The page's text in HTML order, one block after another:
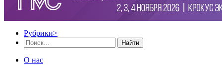
Рубрики>
Найти
О нас